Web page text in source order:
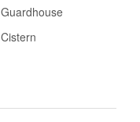
Guardhouse
Cistern